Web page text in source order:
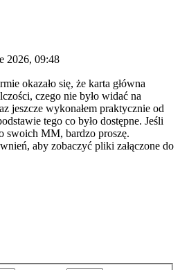
2026, 09:48
okazało się, że karta główna
czego nie było widać na
jeszcze wykonałem praktycznie od
tego co było dostępne. Jeśli
swoich MM, bardzo proszę.
aby zobaczyć pliki załączone do